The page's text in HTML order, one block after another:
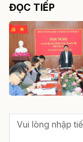
ĐỌC TIẾP